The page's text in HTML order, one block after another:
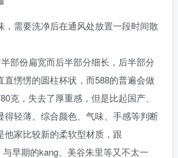
，需要洗净后在通风处放置一段时间散
部份扁宽而后半部分细长，后半部分
直愣愣的圆柱杯状，而588的普遍会做
克，失去了厚重感，但是比起国产、
得轻薄。综合颜色、气味、手感等判断
他家比较新的柔软型材质，跟
早期的kang、美谷朱里等又不太一